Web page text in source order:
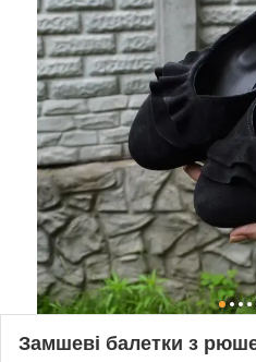
Замшеві балетки з